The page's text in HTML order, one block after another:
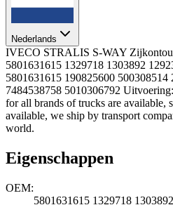
Nederlands
IVECO STRALIS S-WAY
5801631615 1329718 1303892
5801631615 190825600 500308514
7484538758 5010306792
for all brands of trucks are available,
available, we ship by transport
world.
Eigenschappen
OEM:
5801631615 1329718